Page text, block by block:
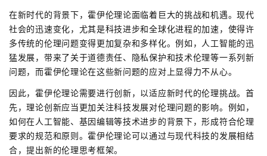
在新时代的背景下，霍伊伦理论面临着巨大的挑战和机遇。现代
社会的迅速变化，尤其是科技进步和全球化进程的加速，使得许
多传统的伦理问题变得更加复杂和多样化。例如，人工智能的迅
猛发展，带来了关于道德责任、隐私保护和技术伦理等一系列新
问题，而霍伊伦理论在这些新问题的应对上显得力不从心。
因此，霍伊伦理论需要进行创新，以适应新时代的伦理挑战。首
先，理论创新应当更加关注科技发展对伦理问题的影响。例如，
如何在人工智能、基因编辑等技术进步的背景下，形成符合伦理
要求的规范和原则。霍伊伦理论可以通过与现代科技的发展相结
合，提出新的伦理思考框架。